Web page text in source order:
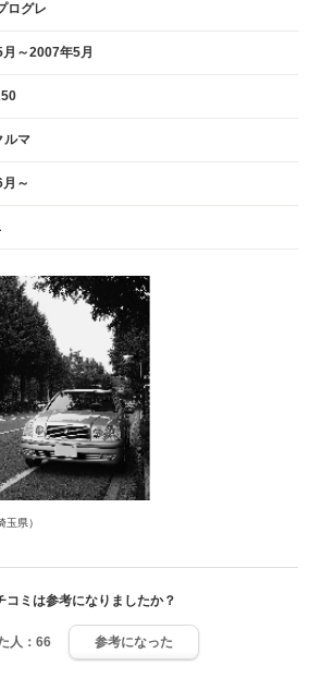
ログレ
～2007年5月
ルマ
～
県）
コミは参考になりましたか？
人： 66 参考になった